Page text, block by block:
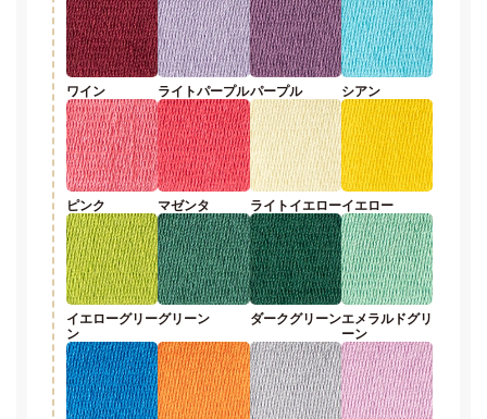
ワイン ライトパープルパープル シアン
ピンク マゼンタ ライトイエローイエロー
イエローグリー
ン
グリーン ダークグリーンエメラルドグリ
ーン